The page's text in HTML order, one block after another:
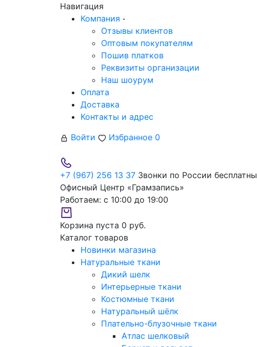
Навигация
Компания
Отзывы клиентов
Оптовым покупателям
Пошив платков
Реквизиты организации
Наш шоурум
Оплата
Доставка
Контакты и адрес
Войти
Избранное 0
+7 (967) 256 13 37 Звонки по России бесплатны
Офисный Центр «Грамзапись»
Работаем: с 10:00 до 19:00
Корзина пуста 0 руб.
Каталог товаров
Новинки магазина
Натуральные ткани
Дикий шелк
Интерьерные ткани
Костюмные ткани
Натуральный шёлк
Плательно-блузочные ткани
Атлас шелковый